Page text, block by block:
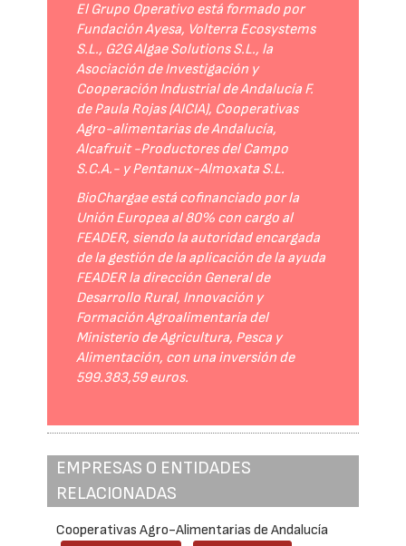
El Grupo Operativo está formado por
Fundación Ayesa, Volterra Ecosystems
S.L., G2G Algae Solutions S.L., la
Asociación de Investigación y
Cooperación Industrial de Andalucía F.
de Paula Rojas (AICIA), Cooperativas
Agro-alimentarias de Andalucía,
Alcafruit -Productores del Campo
S.C.A.- y Pentanux-Almoxata S.L.
BioChargae está cofinanciado por la
Unión Europea al 80% con cargo al
FEADER, siendo la autoridad encargada
de la gestión de la aplicación de la ayuda
FEADER la dirección General de
Desarrollo Rural, Innovación y
Formación Agroalimentaria del
Ministerio de Agricultura, Pesca y
Alimentación, con una inversión de
599.383,59 euros.
EMPRESAS O ENTIDADES
RELACIONADAS
Cooperativas Agro-Alimentarias de Andalucía